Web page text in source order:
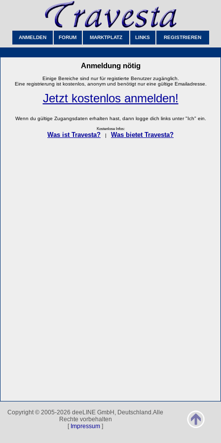
ANMELDEN FORUM MARKTPLATZ LINKS REGISTRIEREN
Anmeldung nötig
Einige Bereiche sind nur für registierte Benutzer zugänglich.
Eine registrierung ist kostenlos, anonym und benötigt nur eine gültige Emailadresse.
Jetzt kostenlos anmelden!
Wenn du gültige Zugangsdaten erhalten hast, dann logge dich links unter "Ich" ein.
Kostenlose Infos:
Was ist Travesta? Was bietet Travesta?
Copyright © 2005-2026 deeLINE GmbH, Deutschland.Alle
Rechte vorbehalten
[ Impressum ]